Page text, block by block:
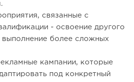
связанные с
- освоение другого
выполнение более сложных
кампании, которые
под конкретный